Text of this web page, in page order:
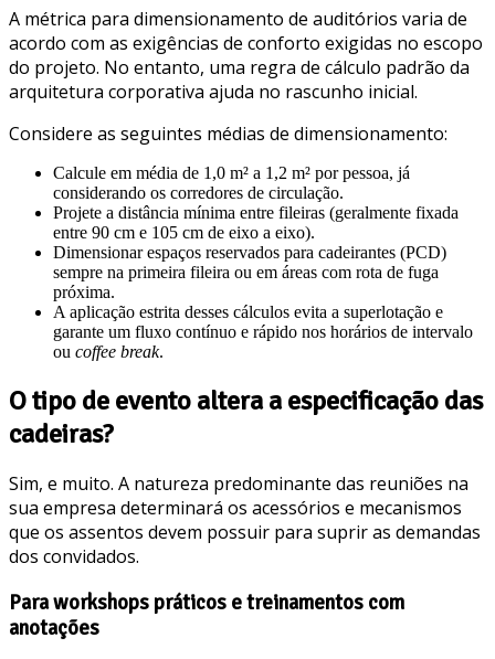
A métrica para dimensionamento de auditórios varia de
acordo com as exigências de conforto exigidas no escopo
do projeto. No entanto, uma regra de cálculo padrão da
arquitetura corporativa ajuda no rascunho inicial.
Considere as seguintes médias de dimensionamento:
Calcule em média de 1,0 m² a 1,2 m² por pessoa, já
considerando os corredores de circulação.
Projete a distância mínima entre fileiras (geralmente fixada
entre 90 cm e 105 cm de eixo a eixo).
Dimensionar espaços reservados para cadeirantes (PCD)
sempre na primeira fileira ou em áreas com rota de fuga
próxima.
A aplicação estrita desses cálculos evita a superlotação e
garante um fluxo contínuo e rápido nos horários de intervalo
ou coffee break.
O tipo de evento altera a especificação das
cadeiras?
Sim, e muito. A natureza predominante das reuniões na
sua empresa determinará os acessórios e mecanismos
que os assentos devem possuir para suprir as demandas
dos convidados.
Para workshops práticos e treinamentos com
anotações